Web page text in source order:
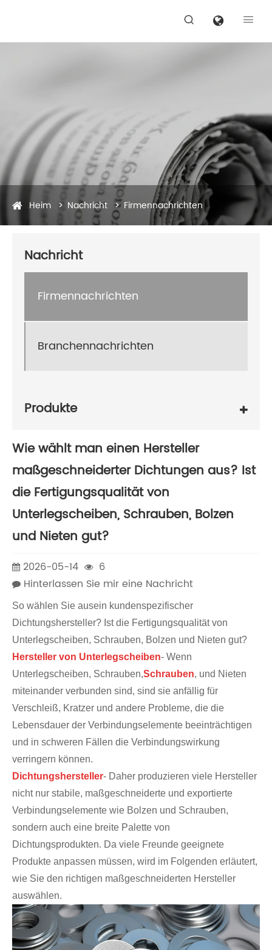
 
Heim Nachricht Firmennachrichten
Nachricht
Firmennachrichten
Branchennachrichten
Produkte
Wie wählt man einen Hersteller
maßgeschneiderter Dichtungen aus? Ist
die Fertigungsqualität von
Unterlegscheiben, Schrauben, Bolzen
und Nieten gut?
2026-05-14
6
Hinterlassen Sie mir eine Nachricht
So wählen Sie ausein kundenspezifischer
Dichtungshersteller? Ist die Fertigungsqualität von
Unterlegscheiben, Schrauben, Bolzen und Nieten gut?
Hersteller von Unterlegscheiben- Wenn
Unterlegscheiben, Schrauben,Schrauben, und Nieten
miteinander verbunden sind, sind sie anfällig für
Verschleiß, Kratzer und andere Probleme, die die
Lebensdauer der Verbindungselemente beeinträchtigen
und in schweren Fällen die Verbindungswirkung
verringern können.
Dichtungshersteller- Daher produzieren viele Hersteller
nicht nur stabile, maßgeschneiderte und exportierte
Verbindungselemente wie Bolzen und Schrauben,
sondern auch eine breite Palette von
Dichtungsprodukten. Da viele Freunde geeignete
Produkte anpassen müssen, wird im Folgenden erläutert,
wie Sie den richtigen maßgeschneiderten Hersteller
auswählen.